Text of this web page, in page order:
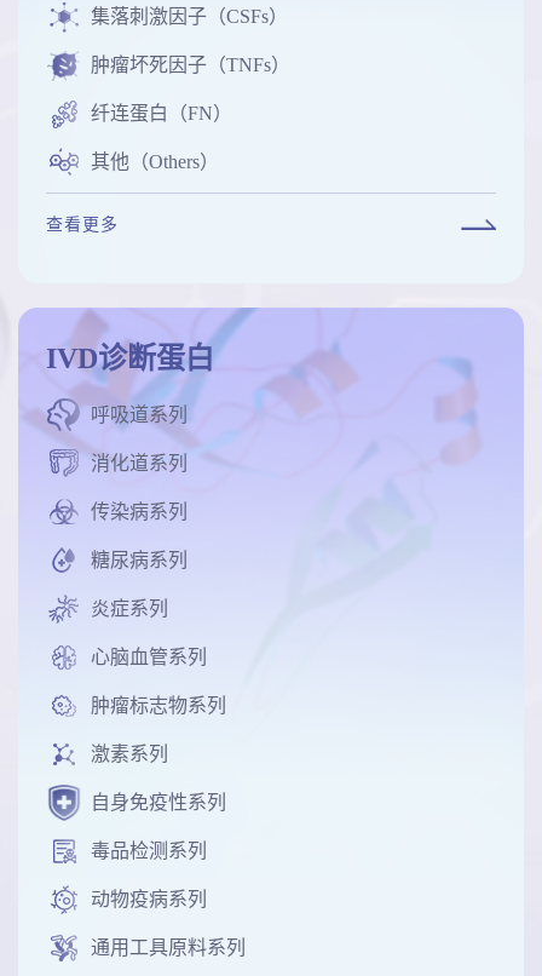
集落刺激因子（CSFs）
肿瘤坏死因子（TNFs）
纤连蛋白（FN）
其他（Others）
查看更多
IVD诊断蛋白
呼吸道系列
消化道系列
传染病系列
糖尿病系列
炎症系列
心脑血管系列
肿瘤标志物系列
激素系列
自身免疫性系列
毒品检测系列
动物疫病系列
通用工具原料系列